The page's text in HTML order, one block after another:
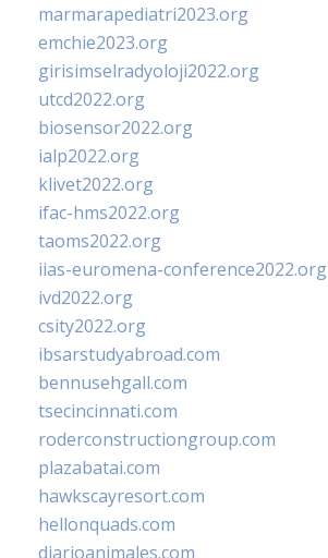
marmarapediatri2023.org
emchie2023.org
girisimselradyoloji2022.org
utcd2022.org
biosensor2022.org
ialp2022.org
klivet2022.org
ifac-hms2022.org
taoms2022.org
iias-euromena-conference2022.org
ivd2022.org
csity2022.org
ibsarstudyabroad.com
bennusehgall.com
tsecincinnati.com
roderconstructiongroup.com
plazabatai.com
hawkscayresort.com
hellonquads.com
diarioanimales.com